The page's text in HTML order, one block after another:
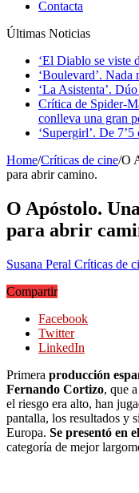
Contacta
Últimas Noticias
‘El Diablo se viste
‘Boulevard’. Nada
‘La Asistenta’.
Crítica de Spider-
conlleva una gran
‘Supergirl’. De
Home/Críticas de cine/O
para abrir camino.
O Apóstolo.
para abrir
Susana Peral Críticas de
Compartir
Facebook
Twitter
LinkedIn
Primera producción
Fernando Cortizo, que
el riesgo era alto, han
pantalla, los resultados y
Europa. Se presentó en
categoría de mejor